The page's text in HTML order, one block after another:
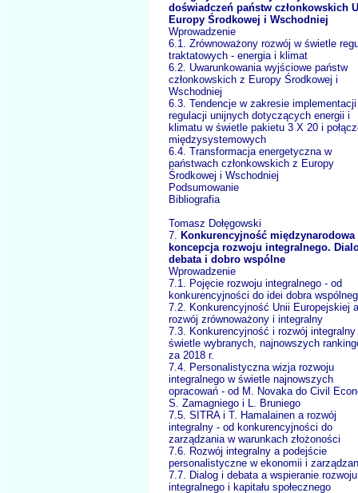
doświadczeń państw członkowskich
Europy Środkowej i Wschodniej
Wprowadzenie
6.1. Zrównoważony rozwój w świetle
traktatowych - energia i klimat
6.2. Uwarunkowania wyjściowe państw
członkowskich z Europy Środkowej i
Wschodniej
6.3. Tendencje w zakresie implementacji
regulacji unijnych dotyczących energii i
klimatu w świetle pakietu 3 X 20 i
międzysystemowych
6.4. Transformacja energetyczna w
państwach członkowskich z Europy
Środkowej i Wschodniej
Podsumowanie
Bibliografia
Tomasz Dołęgowski
7.
Konkurencyjność międzynarodowa
koncepcja rozwoju integralnego.
debata i dobro wspólne
Wprowadzenie
7.1. Pojęcie rozwoju integralnego - od
konkurencyjności do idei dobra
7.2. Konkurencyjność Unii Europejskiej a
rozwój zrównoważony i integralny
7.3. Konkurencyjność i rozwój integralny
świetle wybranych, najnowszych
za 2018 r.
7.4. Personalistyczna wizja rozwoju
integralnego w świetle najnowszych
opracowań - od M. Novaka do Civil
S. Zamagniego i L. Bruniego
7.5. SITRA i T. Hamalainen a rozwój
integralny - od konkurencyjności do
zarządzania w warunkach złożoności
7.6. Rozwój integralny a podejście
personalistyczne w ekonomii i
7.7. Dialog i debata a wspieranie rozwoju
integralnego i kapitału społecznego